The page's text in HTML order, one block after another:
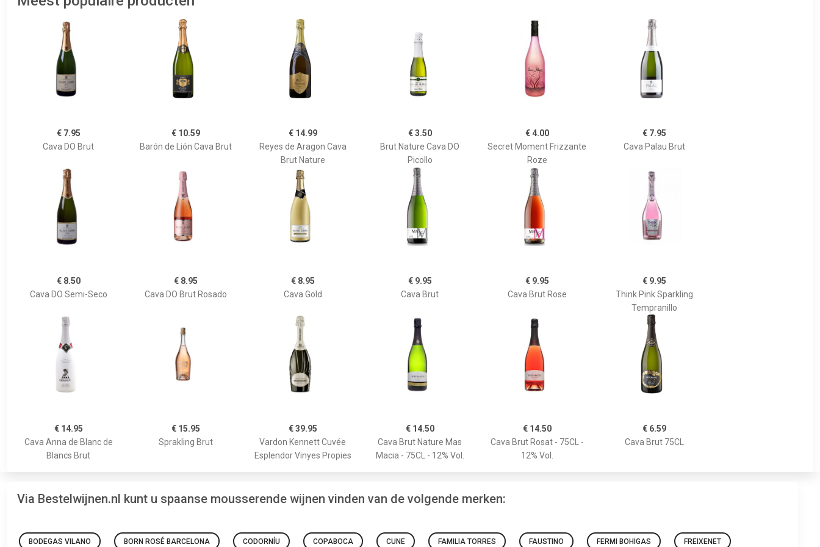
€ 7.95
Cava DO Brut
€ 10.59
Barón de Lión Cava Brut
€ 14.99
Reyes de Aragon Cava
Brut Nature
€ 3.50
Brut Nature Cava DO
Picollo
€ 4.00
Secret Moment Frizzante
Roze
€ 7.95
Cava Palau Brut
€ 8.50
Cava DO Semi-Seco
€ 8.95
Cava DO Brut Rosado
€ 8.95
Cava Gold
€ 9.95
Cava Brut
€ 9.95
Cava Brut Rose
€ 9.95
Think Pink Sparkling
Tempranillo
€ 14.95
Cava Anna de Blanc de
Blancs Brut
€ 15.95
Sprakling Brut
€ 39.95
Vardon Kennett Cuvée
Esplendor Vinyes Propies
€ 14.50
Cava Brut Nature Mas
Macia - 75CL - 12% Vol.
€ 14.50
Cava Brut Rosat - 75CL -
12% Vol.
€ 6.59
Cava Brut 75CL
Via Bestelwijnen.nl kunt u spaanse mousserende wijnen vinden van de volgende merken:
BODEGAS VILANO BORN ROSÉ BARCELONA CODORNÍU COPABOCA CUNE FAMILIA TORRES FAUSTINO FERMI BOHIGAS FREIXENET